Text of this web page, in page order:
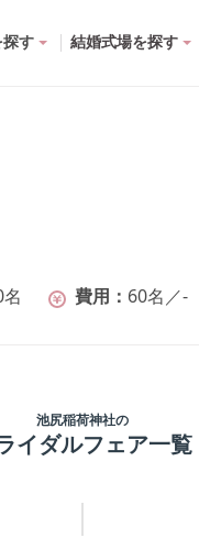
す 結婚式場を探す
費用 60名 ／-
池尻稲荷神社の
イダルフェア一覧